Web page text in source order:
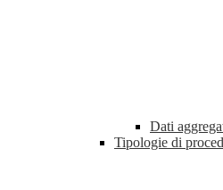
Dati
Tipologie di